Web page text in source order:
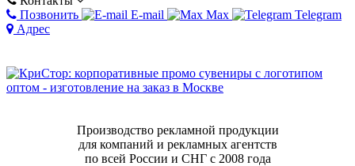
Позвонить
E-mail Max
Telegram
Адрес
Производство рекламной продукции
для компаний и рекламных агентств
по всей России и СНГ с 2008 года